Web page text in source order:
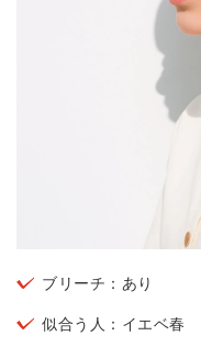
ブリーチ：あり
似合う人：イエベ春